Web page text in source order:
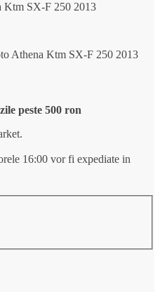
Ktm SX-F 250 2013
Athena Ktm SX-F 250 2013
peste 500 ron
16:00 vor fi expediate in